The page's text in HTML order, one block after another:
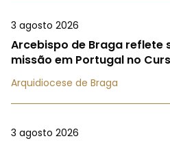
3 agosto 2026
Arcebispo de Braga reflete
missão em Portugal no
Arquidiocese de Braga
3 agosto 2026